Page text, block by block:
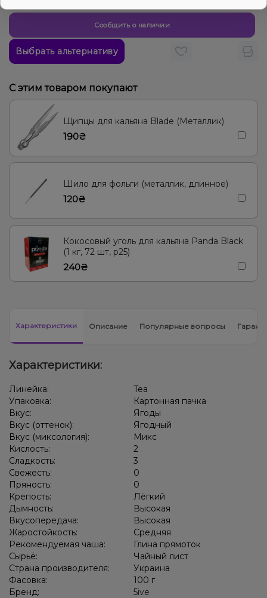
Сообщить о наличии
Выбрать альтернативу
С этим товаром покупают
Щипцы для кальяна Blade (Металлик)
190₴
Шило для фольги (металлик, длинное)
120₴
Кокосовый уголь для кальяна Panda Black
(1 кг, 72 шт, р25)
240₴
Характеристики Описание Популярные вопросы
Характеристики:
Линейка:
Tea
Упаковка:
Картонная пачка
Вкус:
Ягоды
Вкус (оттенок):
Ягодный
Вкус (миксология):
Микс
Кислость:
2
Сладкость:
3
Свежесть:
0
Пряность:
0
Крепость:
Лёгкий
Дымность:
Высокая
Вкусопередача:
Высокая
Жаростойкость:
Средняя
Рекомендуемая чаша:
Глина прямоток
Сырьё:
Чайный лист
Страна производителя:
Украина
Фасовка:
100 г
Бренд:
5ive